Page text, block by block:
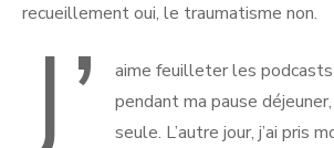
recueillement oui, le traumatisme non.
aime feuilleter les podcasts
pendant ma pause
seule. L’autre jour, j’ai pris